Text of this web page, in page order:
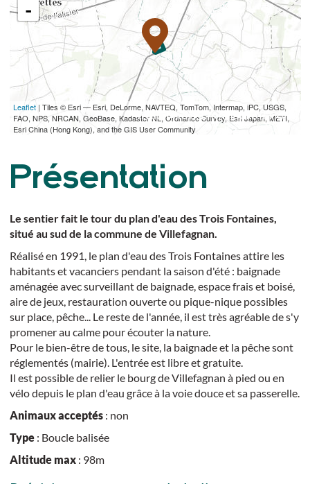
-
Leaflet| Tiles © Esri — Esri, DeLorme, NAVTEQ, TomTom, Intermap, iPC, USGS,
FAO, NPS, NRCAN, GeoBase, Kadaster NL, Ordnance Survey, Esri Japan, METI,
Esri China (Hong Kong), and the GIS User Community
TÉLÉCHARGER L'ITINÉRAIRE (GPX)
Présentation
Le sentier fait le tour du plan d'eau des Trois Fontaines,
situé au sud de la commune de Villefagnan.
Réalisé en 1991, le plan d'eau des Trois Fontaines attire les
habitants et vacanciers pendant la saison d'été : baignade
aménagée avec surveillant de baignade, espace frais et boisé,
aire de jeux, restauration ouverte ou pique-nique possibles
sur place, pêche... Le reste de l'année, il est très agréable de s'y
promener au calme pour écouter la nature.
Pour le bien-être de tous, le site, la baignade et la pêche sont
réglementés (mairie). L'entrée est libre et gratuite.
Il est possible de relier le bourg de Villefagnan à pied ou en
vélo depuis le plan d'eau grâce à la voie douce et sa passerelle.
Animaux acceptés: non
Type: Boucle balisée
Altitude max: 98m